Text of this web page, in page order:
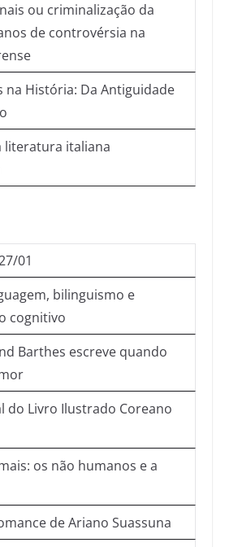
ou criminalização da
de controvérsia na
na História: Da Antiguidade
literatura italiana
01
bilinguismo e
cognitivo
Barthes escreve quando
do Livro Ilustrado Coreano
os não humanos e a
de Ariano Suassuna